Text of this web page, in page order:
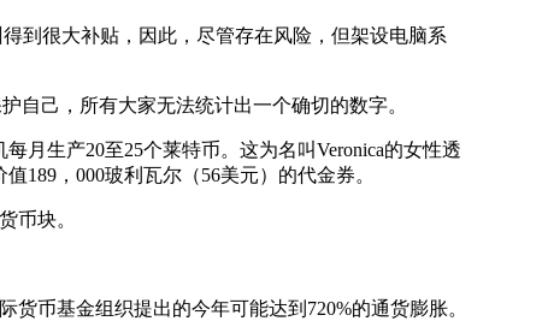
到很大补贴，因此，尽管存在风险，但架设电脑系
己，所有大家无法统计出一个确切的数字。
生产20至25个莱特币。这为名叫Veronica的女性透
189，000玻利瓦尔（56美元）的代金券。
币块。
币基金组织提出的今年可能达到720%的通货膨胀。